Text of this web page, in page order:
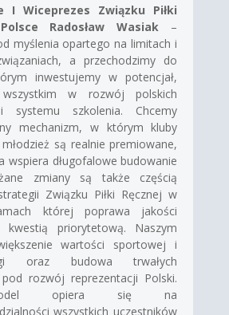
I Wiceprezes Związku Piłki
Radosław Wasiak –
myślenia opartego na limitach i
a przechodzimy do
inwestujemy w potencjał,
w rozwój polskich
systemu szkolenia. Chcemy
mechanizm, w którym kluby
są realnie premiowane,
wspiera długofalowe budowanie
zmiany są także częścią
Związku Piłki Ręcznej w
której poprawa jakości
kwestią priorytetową. Naszym
wartości sportowej i
oraz budowa trwałych
rozwój reprezentacji Polski.
opiera się na
wszystkich uczestników